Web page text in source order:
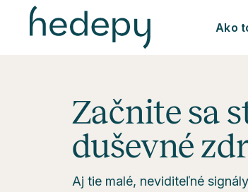
Ako
Začnite sa
duševné
Aj tie malé, neviditeľné